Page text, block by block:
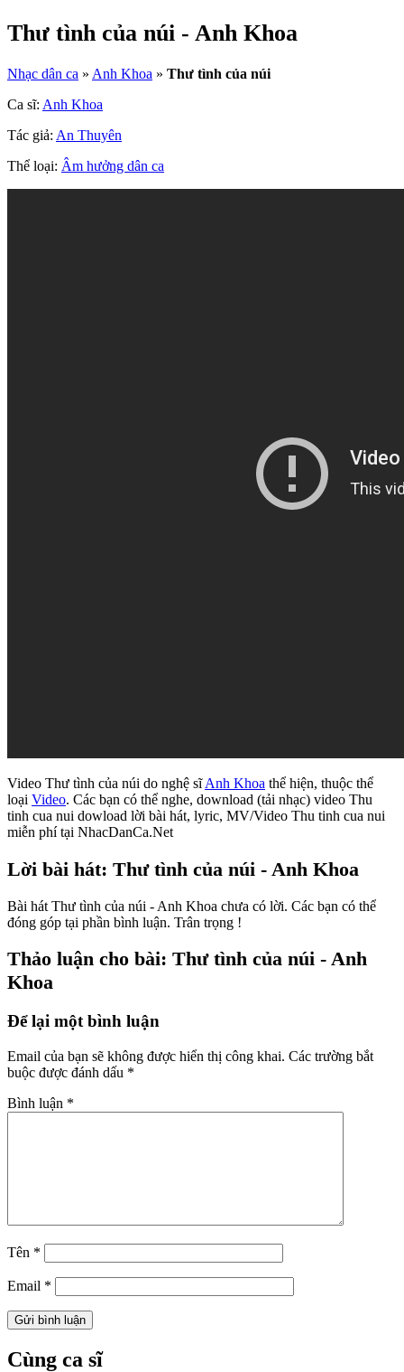
Thư tình của núi - Anh Khoa
Nhạc dân ca » Anh Khoa » Thư tình của núi
Ca sĩ: Anh Khoa
Tác giả: An Thuyên
Thể loại: Âm hưởng dân ca
Video Thư tình của núi do nghệ sĩAnh Khoa thể hiện, thuộc thể
loại Video. Các bạn có thể nghe, download (tải nhạc) video Thu
tinh cua nui dowload lời bài hát, lyric, MV/Video Thu tinh cua nui
miễn phí tại NhacDanCa.Net
Lời bài hát: Thư tình của núi - Anh Khoa
Bài hát Thư tình của núi - Anh Khoa chưa có lời. Các bạn có thể
đóng góp tại phần bình luận. Trân trọng !
Thảo luận cho bài: Thư tình của núi - Anh
Khoa
Để lại một bình luận
Email của bạn sẽ không được hiển thị công khai. Các trường bắt
buộc được đánh dấu *
Bình luận *
Tên *
Email *
Cùng ca sĩ